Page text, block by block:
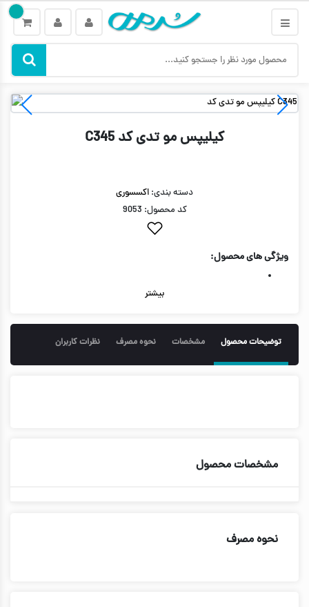
کیلیپس مو تدی کد C345
دسته بندی: اکسسوری
کد محصول: 9053
ویژگی های محصول:
بیشتر
توضیحات محصول مشخصات نحوه مصرف نظرات کاربران
مشخصات محصول
نحوه مصرف